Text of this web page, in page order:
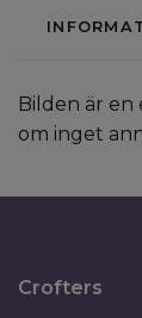
Bilden är en
om inget
Crofters